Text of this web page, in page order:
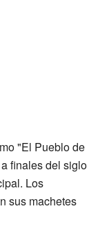
"El Pueblo de
finales del siglo
Los
sus machetes